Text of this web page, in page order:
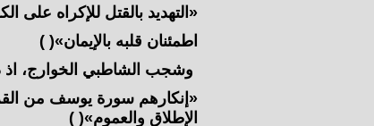
«التهديد بالقتل للإكراه على
اطمئنان قلبه بالإيمان»( )
وشجب الشاطبي الخوارج، اذ
«إنكارهم سورة يوسف من
الإطلاق والعموم»( )